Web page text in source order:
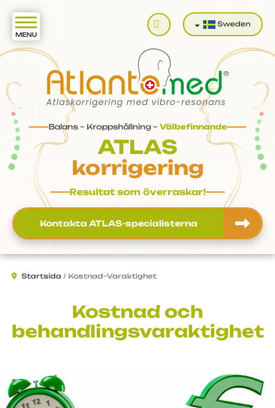
Balans – Kroppshållning – Välbefinnande
ATLAS
korrigering
Resultat som överraskar!
Kontakta ATLAS-specialisterna
Sök Sweden
Startsida Kostnad–Varaktighet
Kostnad och
behandlingsvaraktighet